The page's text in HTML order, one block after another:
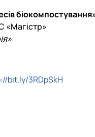
«Магістр»
bit.ly/3RDpSkH